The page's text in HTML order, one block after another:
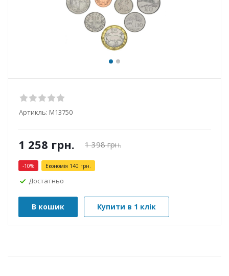
Артикль: М13750
1 258 грн. 1 398грн.
-10% Економія 140 грн.
Достатньо
В кошик Купити в 1 клік